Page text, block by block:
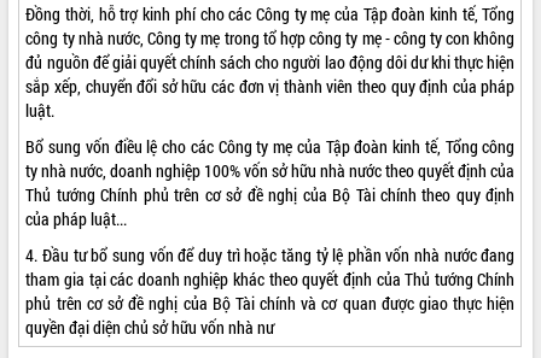
THỐNG KÊ TRUY CẬP
Hôm nay: 4852
Tất cả:
Đồng thời, hỗ trợ kinh phí cho các Công ty mẹ của Tập đoàn kinh tế, Tổng
công ty nhà nước, Công ty mẹ trong tổ hợp công ty mẹ - công ty con không
đủ nguồn để giải quyết chính sách cho người lao động dôi dư khi thực hiện
sắp xếp, chuyển đổi sở hữu các đơn vị thành viên theo quy định của pháp
luật.
Bổ sung vốn điều lệ cho các Công ty mẹ của Tập đoàn kinh tế, Tổng công
ty nhà nước, doanh nghiệp 100% vốn sở hữu nhà nước theo quyết định của
Thủ tướng Chính phủ trên cơ sở đề nghị của Bộ Tài chính theo quy định
của pháp luật...
4. Đầu tư bổ sung vốn để duy trì hoặc tăng tỷ lệ phần vốn nhà nước đang
tham gia tại các doanh nghiệp khác theo quyết định của Thủ tướng Chính
phủ trên cơ sở đề nghị của Bộ Tài chính và cơ quan được giao thực hiện
quyền đại diện chủ sở hữu vốn nhà nư